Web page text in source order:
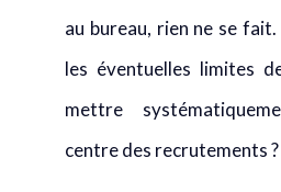
au bureau, rien ne se
les éventuelles limites
mettre
centre des recrutements ?